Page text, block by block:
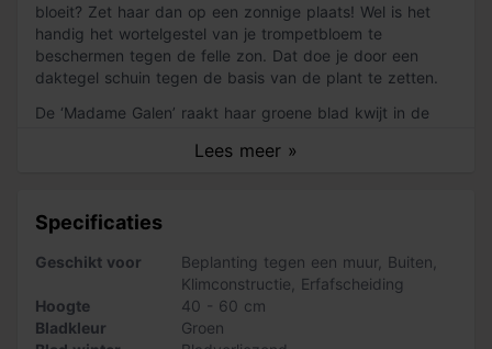
bloeit? Zet haar dan op een zonnige plaats! Wel is het
handig het wortelgestel van je trompetbloem te
beschermen tegen de felle zon. Dat doe je door een
daktegel schuin tegen de basis van de plant te zetten.
Lees meer »
De ‘Madame Galen’ raakt haar groene blad kwijt in de
van je trompetbloem Pokon Tuinplanten Grond. In deze
Galen’ groeit snel en wordt maximaal 10 meter hoog.
Zo snoei je je trompetbloem!
Snoei de ‘Madame Galen’ vroeg in het voorjaar (maart).
De snoei is nodig omdat deze klimplant op eenjarig hout
bloeit. Snoei eenderde van de hoofdtakken en
Specificaties
Geschikt voor Beplanting tegen een muur, Buiten
Klimconstructie
Erfafscheiding
Hoogte
40 - 60 cm
Bladkleur
Groen